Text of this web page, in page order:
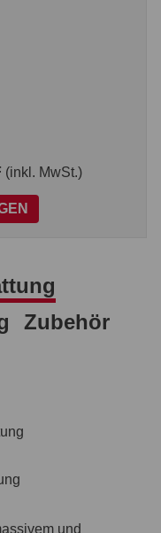
(inkl. MwSt.)
Zubehör
und